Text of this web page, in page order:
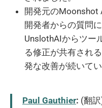
開発元のMoonshot
開発者からの質問
UnslothAIからツー
る修正が共有され
発な改善が続いてい
Paul Gauthier: (翻